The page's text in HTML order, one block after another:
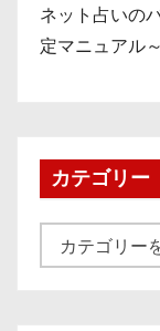
ネット占いの
定マニュアル～
カテゴリー
テ